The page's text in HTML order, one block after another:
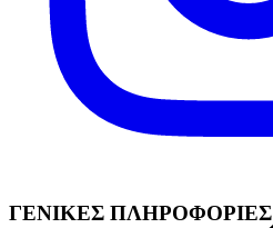
ΓΕΝΙΚΕΣ ΠΛΗΡΟΦΟΡΙΕΣ